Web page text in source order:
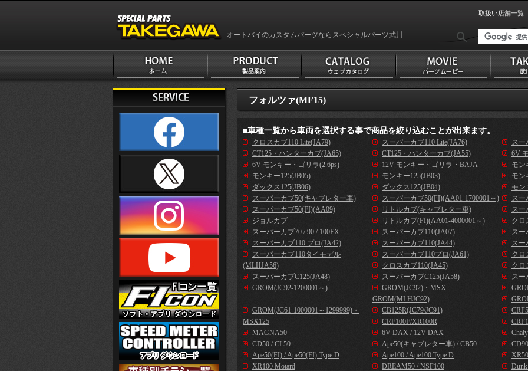
オートバイのカスタムパーツならスペシャルパーツ武川
取扱い店舗一覧
フォルツァ(MF15)
■車種一覧から車両を選択する事で商品を絞り込むことが出来ます。
クロスカブ110 Lite(JA79) スーパーカブ110 Lite(JA76)
スー
CT125・ハンターカブ(JA65)
CT125・ハンターカブ(JA55)
6V
6V モンキー・ゴリラ(2.6ps)
12V モンキー・ゴリラ・BAJA
モン
モンキー125(JB05)
モンキー125(JB03)
モン
ダックス125(JB06)
ダックス125(JB04)
モン
スーパーカブ50(キャブレター車)
スーパーカブ50(FI)(AA01-1700001～)
スー
スーパーカブ50(FI)(AA09)
リトルカブ(キャブレター車)
スー
ジョルカブ
リトルカブ(FI)(AA01-4000001～)
クロ
スーパーカブ70 / 90 / 100EX
スーパーカブ110(JA07)
スー
スーパーカブ110 プロ(JA42)
スーパーカブ110(JA44)
スー
スーパーカブ110タイモデル
(MLHJA56)
スーパーカブ110プロ(JA61)
クロ
クロスカブ110(JA45)
クロ
スーパーカブC125(JA48)
スーパーカブC125(JA58)
スー
GROM(JC92-1200001～)
GROM(JC92)・MSX
GROM(MLHJC92)
GROM(JC61-1000001～1299999)・
MSX125
CB125R(JC79/JC91)
CRF100F/XR100R
MAGNA50
6V DAX / 12V DAX
CD50 / CL50
Ape50(キャブレター車) / CB50
Ape50(FI) / Ape50(FI) Type D
Ape100 / Ape100 Type D
XR100 Motard
DREAM50 / NSF100